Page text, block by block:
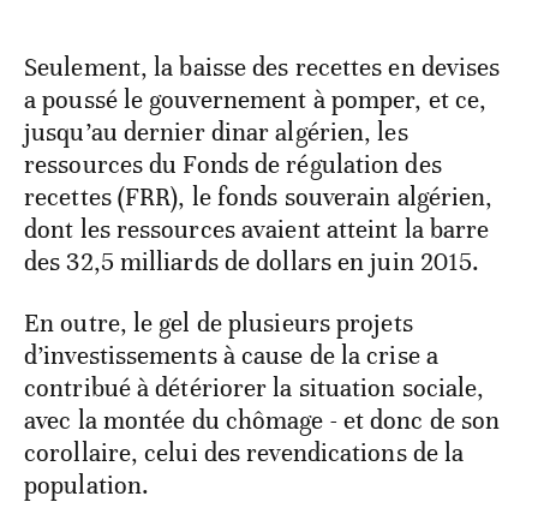
Seulement, la baisse des recettes en devises
a poussé le gouvernement à pomper, et ce,
jusqu’au dernier dinar algérien, les
ressources du Fonds de régulation des
recettes (FRR), le fonds souverain algérien,
dont les ressources avaient atteint la barre
des 32,5 milliards de dollars en juin 2015.
En outre, le gel de plusieurs projets
d’investissements à cause de la crise a
contribué à détériorer la situation sociale,
avec la montée du chômage - et donc de son
corollaire, celui des revendications de la
population.